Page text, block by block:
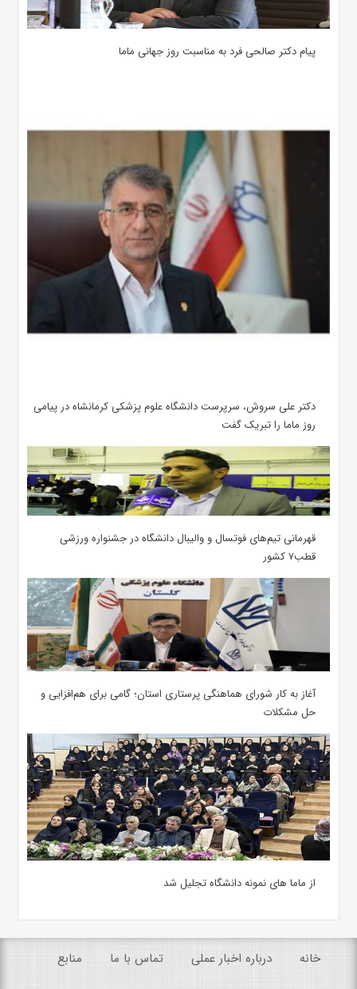
پیام دکتر صالحی فرد به مناسبت روز جهانی ماما
دکتر علی سروش، سرپرست دانشگاه علوم پزشکی کرمانشاه در پیامی
روز ماما را تبریک گفت
قهرمانی تیم‌های فوتسال و والیبال دانشگاه در جشنواره ورزشی
قطب۷ کشور
آغاز به کار شورای هماهنگی پرستاری استان؛ گامی برای هم‌افزایی و
حل مشکلات
از ماما های نمونه دانشگاه تجلیل شد
خانه درباره اخبار عملی تماس با ما منابع